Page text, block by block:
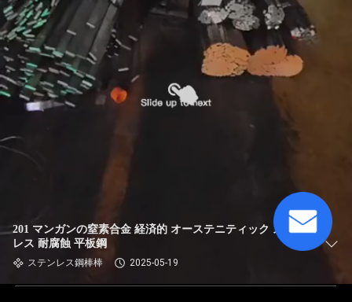
201 マンガンの窒素合金 経済的 オーステニティック ステン
レス 耐腐蝕 平板鋼
ステンレス鋼棒棒 2025-05-19